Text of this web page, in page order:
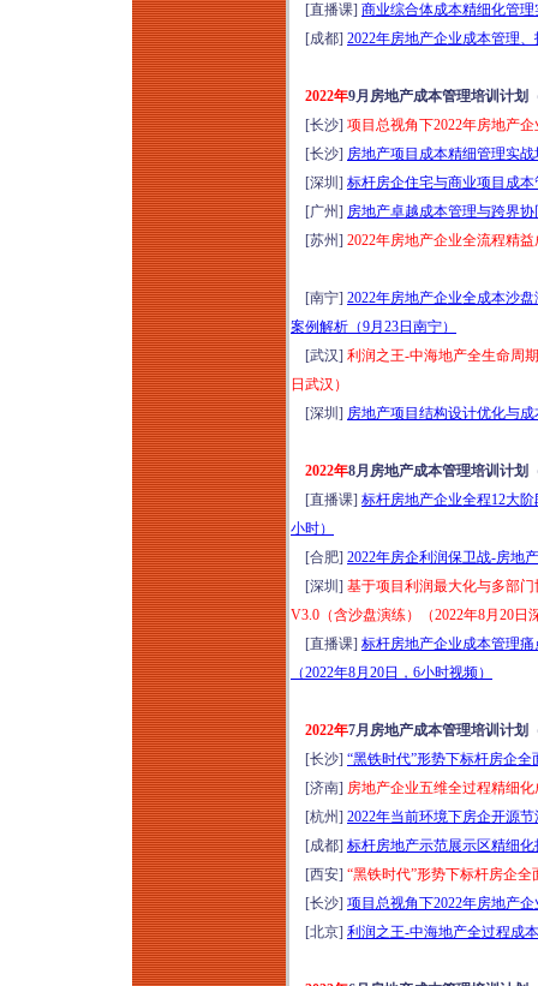
[直播课] 商业综合体成本精细化管理
[成都] 2022年房地产企业成本管理
2022年9月房地产成本管理培训计划
[长沙] 项目总视角下2022年房地产
[长沙] 房地产项目成本精细管理实
[深圳] 标杆房企住宅与商业项目成
[广州] 房地产卓越成本管理与跨界
[苏州] 2022年房地产企业全流程精
[南宁] 2022年房地产企业全成本沙
案例解析（9月23日南宁）
[武汉] 利润之王-中海地产全生命周
日武汉）
[深圳] 房地产项目结构设计优化与
2022年8月房地产成本管理培训计划
[直播课] 标杆房地产企业全程12大
小时）
[合肥] 2022年房企利润保卫战-房地
[深圳] 基于项目利润最大化与多部
V3.0（含沙盘演练）（2022年8月20日
[直播课] 标杆房地产企业成本管理
（2022年8月20日，6小时视频）
2022年7月房地产成本管理培训计划
[长沙] “黑铁时代”形势下标杆房企
[济南] 房地产企业五维全过程精细
[杭州] 2022年当前环境下房企开源
[成都] 标杆房地产示范展示区精细
[西安] “黑铁时代”形势下标杆房企
[长沙] 项目总视角下2022年房地产
[北京] 利润之王-中海地产全过程成